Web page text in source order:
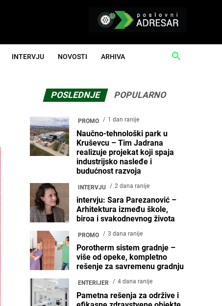
INTERVJU NOVOSTI ARHIVA
POSLEDNJE POPULARNO
PROMO 1 dan ranije
Naučno-tehnološki park u
Kruševcu – Tim Jadrana
realizuje projekat koji spaja
industrijsko nasleđe i
budućnost razvoja
INTERVJU 2 dana ranije
intervju: Sara Parezanović –
Arhitektura između škole,
biroa i svakodnevnog života
PROMO 3 dana ranije
Porotherm sistem gradnje –
više od opeke, kompletno
rešenje za savremenu gradnju
ENTERIJER 4 dana ranije
Pametna rešenja za održive i